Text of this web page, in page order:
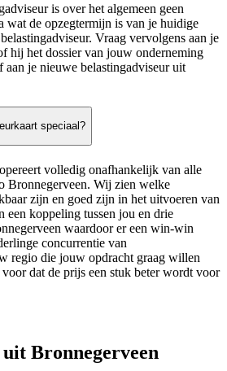
is over het algemeen geen
wat de opzegtermijn is van je huidige
Vraag vervolgens aan je
hij het dossier van jouw onderneming
aan je nieuwe belastingadviseur uit
speciaal?
volledig onafhankelijk van alle
Bronnegerveen. Wij zien welke
zijn en goed zijn in het uitvoeren van
een koppeling tussen jou en drie
waardoor er een win-win
concurrentie van
regio die jouw opdracht graag willen
dat de prijs een stuk beter wordt voor
Bronnegerveen